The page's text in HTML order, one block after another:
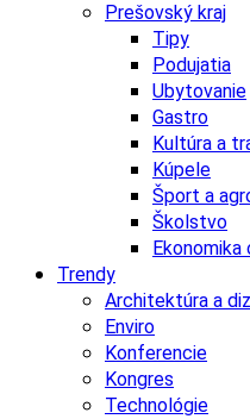
Prešovský kraj
Tipy
Podujatia
Ubytovanie
Gastro
Kultúra a
Kúpele
Šport a
Školstvo
Trendy
Architektúra a
Enviro
Konferencie
Kongres
Technológie